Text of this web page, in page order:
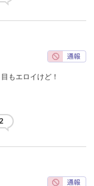
もエロイけど！